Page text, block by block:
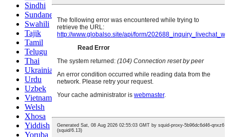
Sindhi
Sundanese
Swahili
Tajik
Tamil
Telugu
Thai
Ukrainian
Urdu
Uzbek
Vietnamese
Welsh
Xhosa
Yiddish
Yoruba